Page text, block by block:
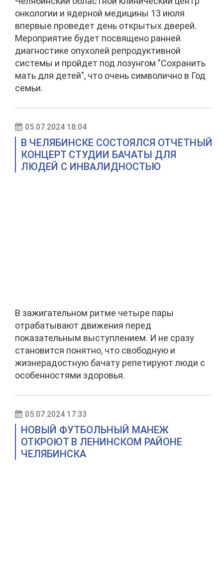
онкологии и ядерной медицины 13 июля
впервые проведет день открытых дверей.
Мероприятие будет посвящено ранней
диагностике опухолей репродуктивной
системы и пройдет под лозунгом "Сохранить
мать для детей", что очень символично в Год
семьи.
05.07.2024 18:04
В ЧЕЛЯБИНСКЕ СОСТОЯЛСЯ ОТЧЕТНЫЙ
КОНЦЕРТ СТУДИИ БАЧАТЫ ДЛЯ
ЛЮДЕЙ С ИНВАЛИДНОСТЬЮ
В зажигательном ритме четыре пары
отрабатывают движения перед
показательным выступлением. И не сразу
становится понятно, что свободную и
жизнерадостную бачату репетируют люди с
особенностями здоровья.
05.07.2024 17:33
НОВЫЙ ФУТБОЛЬНЫЙ МАНЕЖ
ОТКРОЮТ В ЛЕНИНСКОМ РАЙОНЕ
ЧЕЛЯБИНСКА